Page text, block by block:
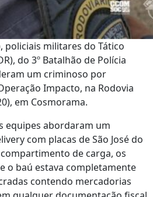
policiais militares do Tático
do 3º Batalhão de Polícia
um criminoso por
Impacto, na Rodovia
em Cosmorama.
equipes abordaram um
com placas de São José do
de carga, os
o baú estava completamente
contendo mercadorias